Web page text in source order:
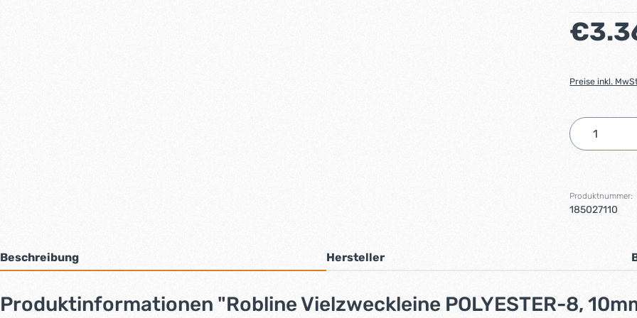
Regulärer
Preise inkl.
Produkt
Produktnummer:
185027110
Beschreibung Hersteller
Produktinformationen "Robline Vielzweckleine POLYESTER-8,